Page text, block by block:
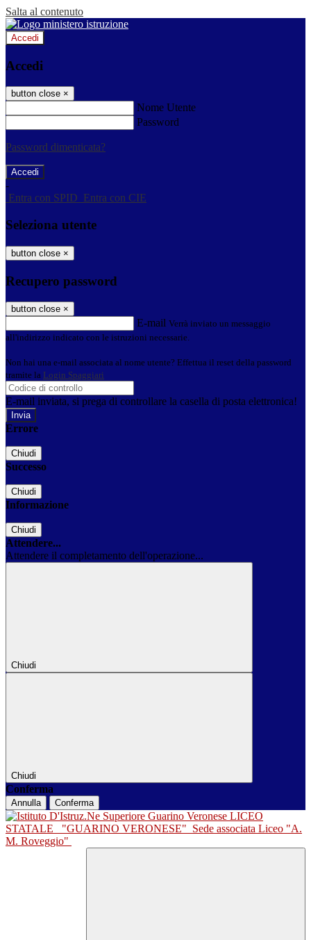
Salta al contenuto
Accedi
Accedi
button close ×
Nome Utente
Password
Password dimenticata?
-
Entra con SPID Entra con CIE
Seleziona utente
button close ×
Recupero password
button close ×
E-mail Verrà inviato un messaggio
all'indirizzo indicato con le istruzioni necessarie.
Non hai una e-mail associata al nome utente? Effettua il reset della password
tramite la Login Spaggiari
E-mail inviata, si prega di controllare la casella di posta elettronica!
Errore
Chiudi
Successo
Chiudi
Informazione
Chiudi
Attendere...
Attendere il completamento dell'operazione...
Chiudi
Chiudi
Conferma
Annulla Conferma
LICEO
STATALE
"GUARINO VERONESE" Sede associata Liceo "A.
M. Roveggio"